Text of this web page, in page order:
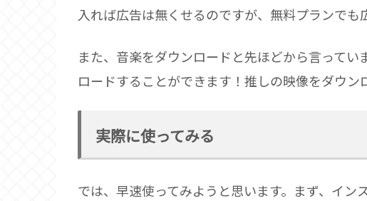
入れば広告は無くせるのですが、無料プランでも
また、音楽をダウンロードと先ほどから言って
ロードすることができます！推しの映像をダウン
実際に使ってみる
では、早速使ってみようと思います。まず、イン